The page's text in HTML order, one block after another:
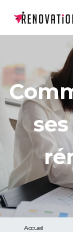
Accueil